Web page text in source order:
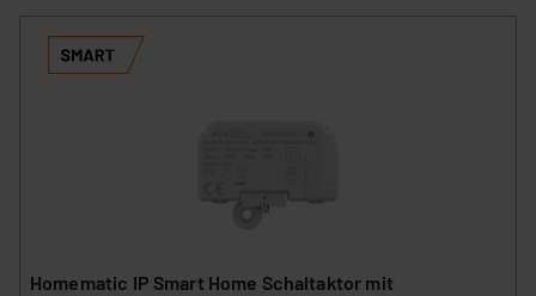
Homematic IP Smart Home Schaltaktor mit